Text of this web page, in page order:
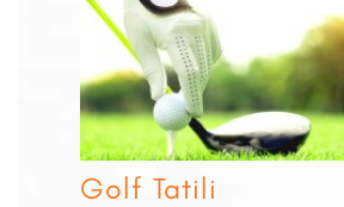
Golf Tatili